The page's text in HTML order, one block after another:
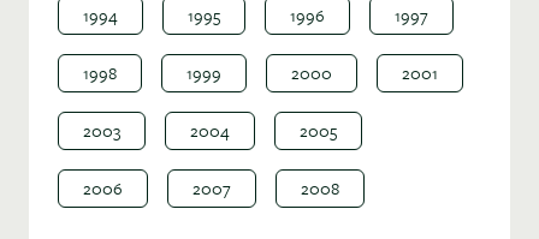
1994 1995 1996 1997
1998 1999 2000 2001
2003 2004 2005
2006 2007 2008